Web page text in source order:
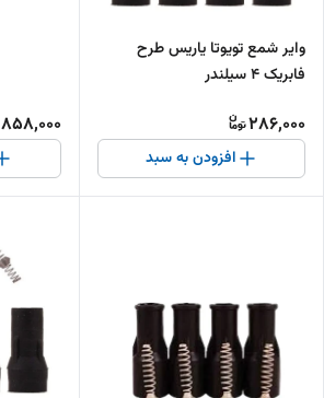
وایر شمع تویوتا یاریس طرح
فابریک 4 سیلندر
286,000
افزودن به سبد
858,000